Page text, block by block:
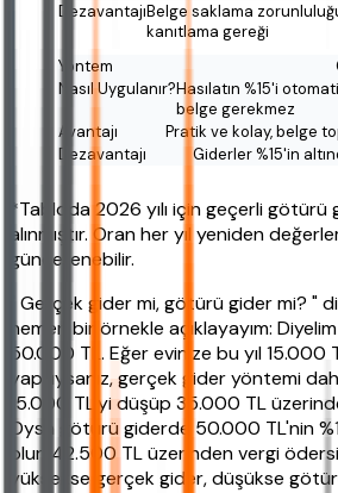
Belge saklama
kanıtlama gereği
Hasılatın %15'i
belge gerekmez
Pratik ve kolay, belge
Giderler %15'in
*Tabloda 2026 yılı için geçerli götürü
alınmıştır. Oran her yıl yeniden
güncellenebilir.
" Gerçek gider mi, götürü gider mi? "
hemen bir örnekle açıklayayım:
50.000 TL. Eğer evinize bu yıl 15.000
yaptıysanız, gerçek gider yöntemi
15.000 TL'yi düşüp 35.000 TL
Oysa götürü giderde 50.000 TL'nin
olur, 42.500 TL üzerinden vergi
yüksekse gerçek gider, düşükse